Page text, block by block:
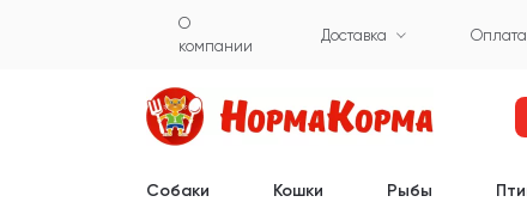
О
компании
Доставка Оплата
Собаки Кошки Рыбы